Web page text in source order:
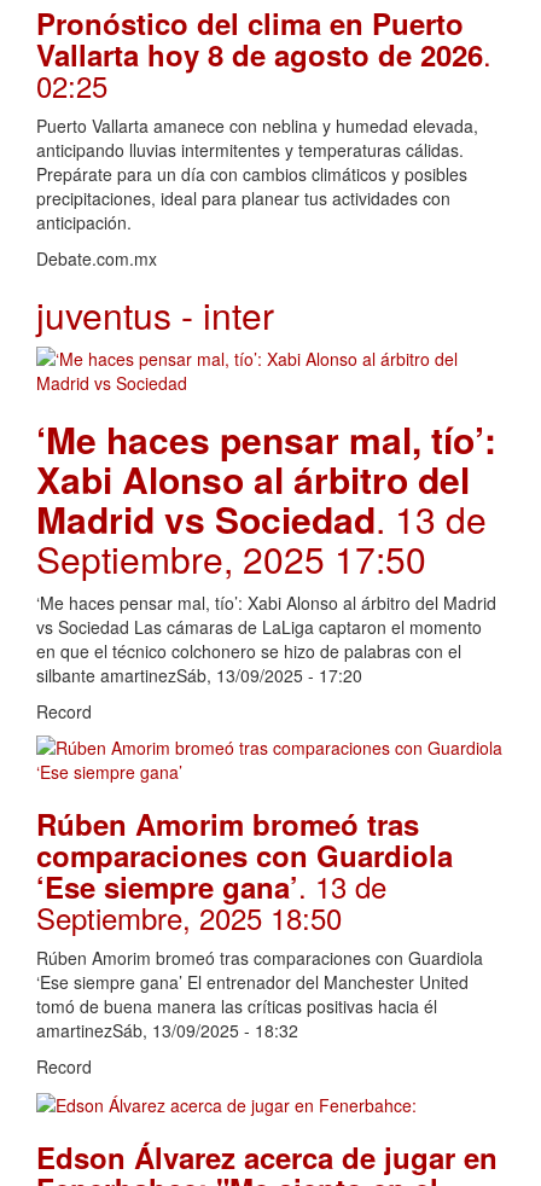
Pronóstico del clima en Puerto
Vallarta hoy 8 de agosto de 2026.
02:25
Puerto Vallarta amanece con neblina y humedad elevada,
anticipando lluvias intermitentes y temperaturas cálidas.
Prepárate para un día con cambios climáticos y posibles
precipitaciones, ideal para planear tus actividades con
anticipación.
Debate.com.mx
juventus - inter
‘Me haces pensar mal, tío’:
Xabi Alonso al árbitro del
Madrid vs Sociedad. 13 de
Septiembre, 2025 17:50
‘Me haces pensar mal, tío’: Xabi Alonso al árbitro del Madrid
vs Sociedad Las cámaras de LaLiga captaron el momento
en que el técnico colchonero se hizo de palabras con el
silbante amartinezSáb, 13/09/2025 - 17:20
Record
Rúben Amorim bromeó tras
comparaciones con Guardiola
‘Ese siempre gana’. 13 de
Septiembre, 2025 18:50
Rúben Amorim bromeó tras comparaciones con Guardiola
‘Ese siempre gana’ El entrenador del Manchester United
tomó de buena manera las críticas positivas hacia él
amartinezSáb, 13/09/2025 - 18:32
Record
Edson Álvarez acerca de jugar en